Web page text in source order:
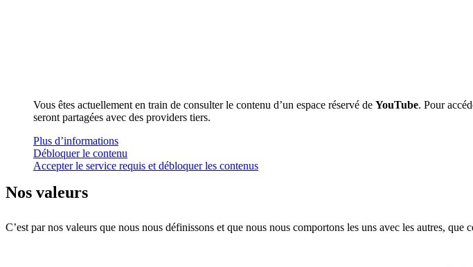
Vous êtes actuellement en train de consulter le contenu d’un espace réservé de YouTube. Pour
seront partagées avec des providers tiers.
Plus d’informations
Débloquer le contenu
Accepter le service requis et débloquer les contenus
Nos valeurs
C’est par nos valeurs que nous nous définissons et que nous nous comportons les uns avec les autres,